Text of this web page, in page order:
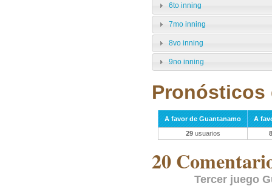
6to inning
7mo inning
8vo inning
9no inning
Pronósticos
A favor de Guantanamo
A
29usuarios
20
Tercer juego